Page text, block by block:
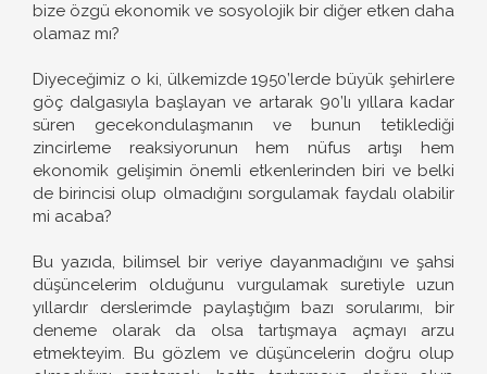
bize özgü ekonomik ve sosyolojik bir diğer etken daha
olamaz mı?
Diyeceğimiz o ki, ülkemizde 1950’lerde büyük şehirlere
göç dalgasıyla başlayan ve artarak 90’lı yıllara kadar
süren gecekondulaşmanın ve bunun tetiklediği
zincirleme reaksiyorunun hem nüfus artışı hem
ekonomik gelişimin önemli etkenlerinden biri ve belki
de birincisi olup olmadığını sorgulamak faydalı olabilir
mi acaba?
Bu yazıda, bilimsel bir veriye dayanmadığını ve şahsi
düşüncelerim olduğunu vurgulamak suretiyle uzun
yıllardır derslerimde paylaştığım bazı sorularımı, bir
deneme olarak da olsa tartışmaya açmayı arzu
etmekteyim. Bu gözlem ve düşüncelerin doğru olup